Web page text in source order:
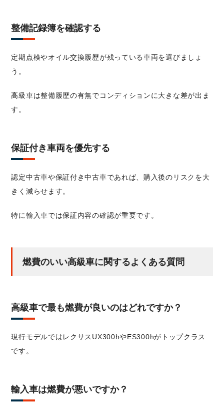
整備記録簿を確認する
定期点検やオイル交換履歴が残っている車両を選びましょ
う。
高級車は整備履歴の有無でコンディションに大きな差が出ま
す。
保証付き車両を優先する
認定中古車や保証付き中古車であれば、購入後のリスクを大
きく減らせます。
特に輸入車では保証内容の確認が重要です。
燃費のいい高級車に関するよくある質問
高級車で最も燃費が良いのはどれですか？
現行モデルではレクサスUX300hやES300hがトップクラス
です。
輸入車は燃費が悪いですか？